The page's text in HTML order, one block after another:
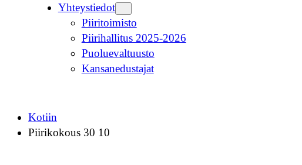
Yhteystiedot
Piiritoimisto
Piirihallitus 2025-2026
Puoluevaltuusto
Kansanedustajat
Kotiin
Piirikokous 30 10